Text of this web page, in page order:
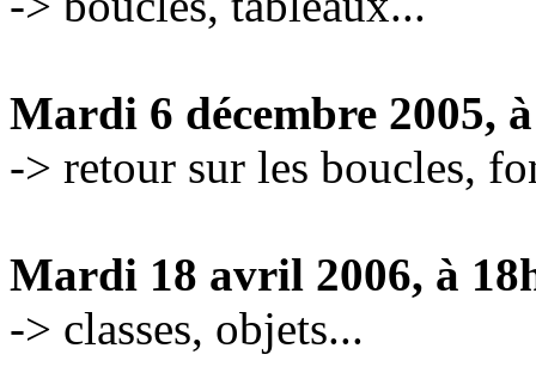
Mardi 6 décembre 2005,
-> retour sur les boucles,
Mardi 18 avril 2006, à
-> classes, objets...